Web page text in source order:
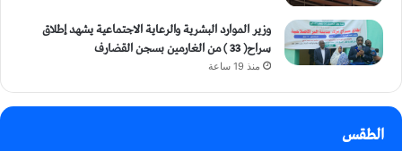
وزير الموارد البشرية والرعاية الاجتماعية يشهد إطلاق
سراح( 33 ) من الغارمين بسجن القضارف
منذ 19 ساعة
الطقس